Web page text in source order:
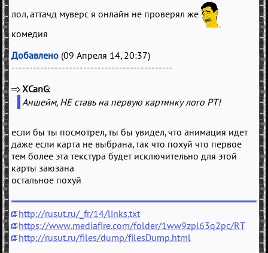
лол, аттачд муверс я онлайн не проверял же
комедия
Добавлено (09 Апреля 14, 20:37)
---------------------------------------------
XCanG
Аншейм, НЕ ставь на первую картинку лого РТ!
если бы ты посмотрел, ты бы увидел, что анимация идет
даже если карта не выбрана, так что похуй что первое
тем более эта текстура будет исключительно для этой
карты заюзана
остальное похуй
http://rusut.ru/_fr/14/links.txt
https://www.mediafire.com/folder/1ww9zpl63q2pc/RT
http://rusut.ru/files/dump/filesDump.html